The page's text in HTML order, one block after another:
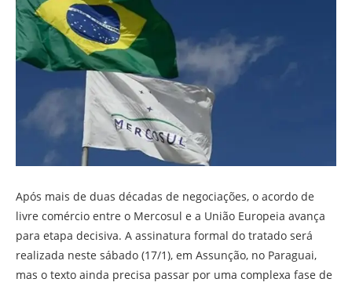
Após mais de duas décadas de negociações, o acordo de
livre comércio entre o Mercosul e a União Europeia avança
para etapa decisiva. A assinatura formal do tratado será
realizada neste sábado (17/1), em Assunção, no Paraguai,
mas o texto ainda precisa passar por uma complexa fase de